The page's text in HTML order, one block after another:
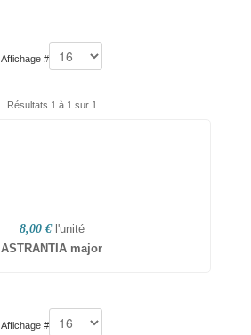
Affichage #
Résultats 1 à 1 sur 1
8,00 € l'unité
ASTRANTIA major
Affichage #